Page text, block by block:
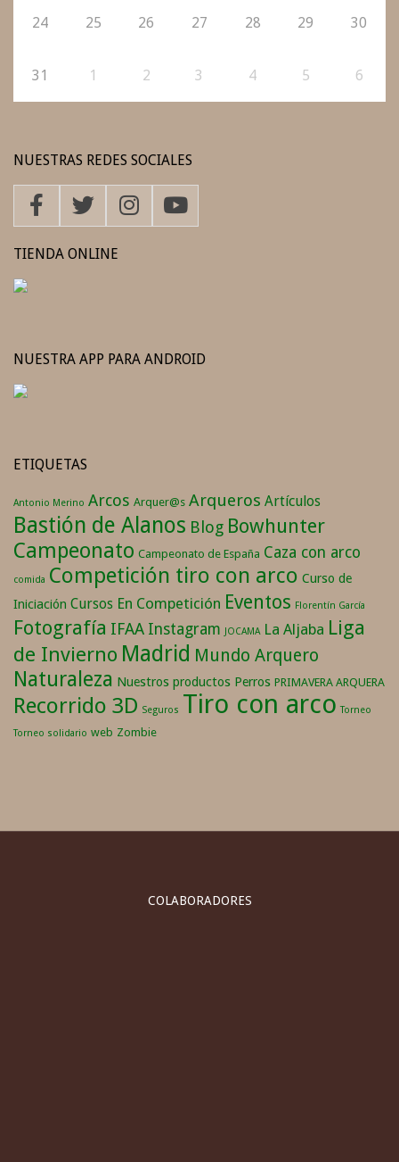
24 25 26 27 28 29 30
31 1 2 3 4 5 6
NUESTRAS REDES SOCIALES
TIENDA ONLINE
NUESTRA APP PARA ANDROID
ETIQUETAS
Antonio Merino Arcos Arquer@s Arqueros Artículos
Bastión de Alanos Blog Bowhunter
Campeonato Campeonato de España Caza con arco
comida Competición tiro con arco Curso de
Iniciación Cursos En Competición Eventos Florentín García
Fotografía IFAA Instagram JOCAMA La Aljaba Liga
de Invierno Madrid Mundo Arquero
Naturaleza Nuestros productos Perros PRIMAVERA ARQUERA
Recorrido 3D Seguros Tiro con arco Torneo
Torneo solidario web Zombie
COLABORADORES